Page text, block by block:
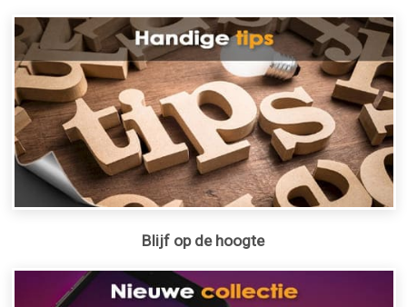
Blijf op de hoogte